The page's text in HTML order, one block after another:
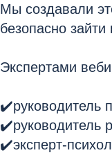
Мы создавали
безопасно
Экспертами
✔️руководитель
✔️руководитель
✔️эксперт-